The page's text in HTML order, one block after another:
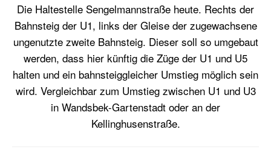
Die Haltestelle Sengelmannstraße heute. Rechts der
Bahnsteig der U1, links der Gleise der zugewachsene
ungenutzte zweite Bahnsteig. Dieser soll so umgebaut
werden, dass hier künftig die Züge der U1 und U5
halten und ein bahnsteiggleicher Umstieg möglich sein
wird. Vergleichbar zum Umstieg zwischen U1 und U3
in Wandsbek-Gartenstadt oder an der
Kellinghusenstraße.